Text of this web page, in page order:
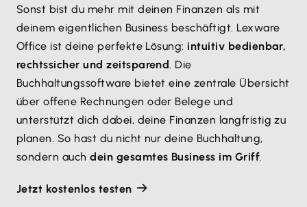
Sonst bist du mehr mit deinen Finanzen als mit
deinem eigentlichen Business beschäftigt. Lexware
Office ist deine perfekte Lösung: intuitiv bedienbar,
rechtssicher und zeitsparend. Die
Buchhaltungssoftware bietet eine zentrale Übersicht
über offene Rechnungen oder Belege und
unterstützt dich dabei, deine Finanzen langfristig zu
planen. So hast du nicht nur deine Buchhaltung,
sondern auchdein gesamtes Business im Griff.
Jetzt kostenlos testen